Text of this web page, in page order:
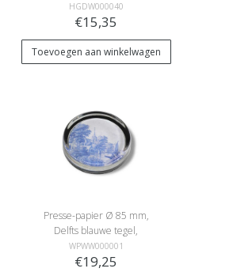
HGDW000040
€15,35
Toevoegen aan winkelwagen
Presse-papier Ø 85 mm,
Delfts blauwe tegel,
Frytom
WPWW000001
€19,25